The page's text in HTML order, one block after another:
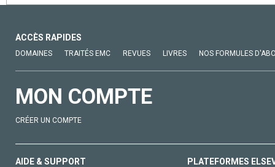
ACCÈS RAPIDES
DOMAINES TRAITÉS EMC REVUES LIVRES NOS FORMULES
MON COMPTE
CRÉER UN COMPTE
AIDE & SUPPORT PLATEFORMES